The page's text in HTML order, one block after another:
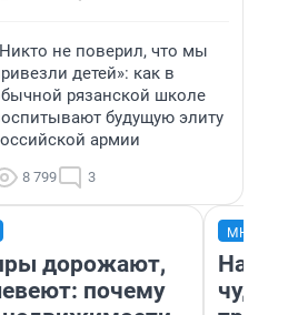
не поверил, что мы
детей»: как в
рязанской школе
будущую элиту
армии
8 799 3
дорожают,
почему